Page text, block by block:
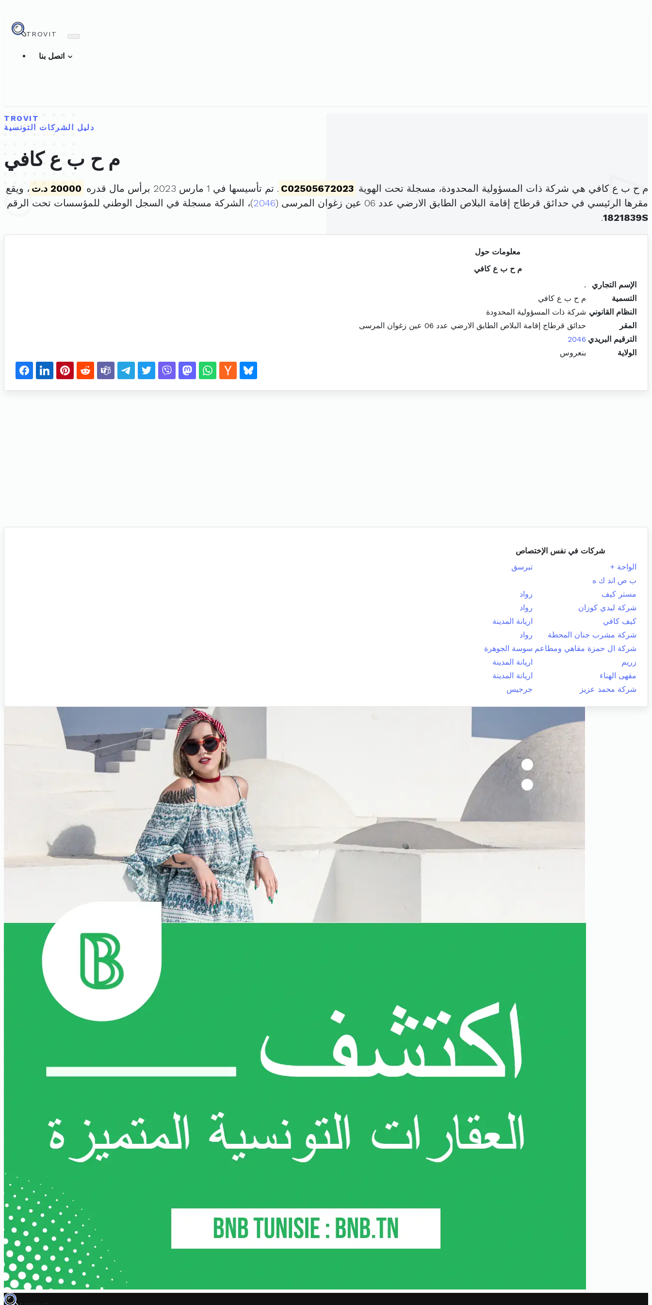
TROVIT
TROVIT
دليل الشركات التونسية
م ح ب ع كافي
م ح ب ع كافي هي شركة ذات المسؤولية المحدودة، مسجلة تحت الهوية C02505672023 . تم تأسيسها في 1 مارس 2023 برأس مال قدره 20000 د.ت
، ويقع
مقرها الرئيسي في حدائق قرطاج إقامة البلاص الطابق الارضي عدد 06 عين زغوان المرسى (
2046)، الشركة مسجلة في السجل الوطني للمؤسسات تحت الرقم
1821839S
.
معلومات حول
م ح ب ع كافي
الإسم التجاري
.
التسمية
م ح ب ع كافي
النظام القانوني شركة ذات المسؤولية المحدودة
المقر
حدائق قرطاج إقامة البلاص الطابق الارضي عدد 06 عين زغوان المرسى
الترقيم البريدي 2046
الولاية
بنعروس
شركات في نفس الإختصاص
الواحة +
تبرسق
ب ص اند ك ه
مستر كيف
رواد
شركة ليدي كوزان
رواد
كيف كافي
اريانة المدينة
شركة مشرب جنان المحطة
رواد
شركة ال حمزة مقاهي ومطاعم سوسة الجوهرة
زريم
اريانة المدينة
مقهى الهناء
اريانة المدينة
شركة محمد عزيز
جرجيس